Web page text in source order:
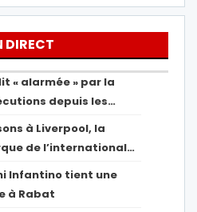
DIRECT
« alarmée » par la
depuis les…
à Liverpool, la
de l’international…
Infantino tient une
à Rabat